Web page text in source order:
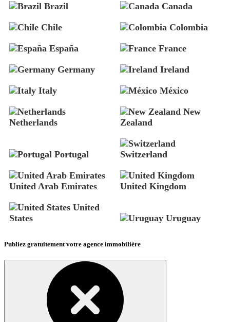
Brazil Canada
Chile Colombia
España France
Germany Ireland
Italy México
Netherlands
New
Zealand
Portugal Switzerland
United Arab Emirates United Kingdom
United
States
Uruguay
Publiez gratuitement votre agence immobilière